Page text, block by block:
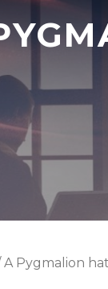
A Pygmalion